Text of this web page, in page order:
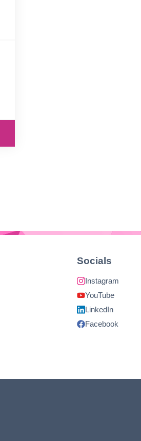
Socials
Instagram
YouTube
LinkedIn
Facebook